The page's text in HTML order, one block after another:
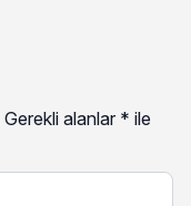
Gerekli alanlar * ile